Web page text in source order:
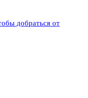
добраться от